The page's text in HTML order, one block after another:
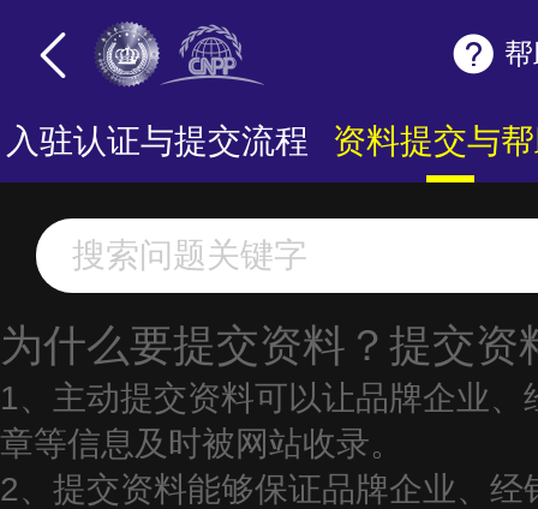
入驻认证与提交流程 资料提交与
为什么要提交资料？提交资
1、主动提交资料可以让品牌企业
章等信息及时被网站收录。
2、提交资料能够保证品牌企业、